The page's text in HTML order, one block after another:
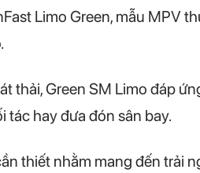
Limo Green, mẫu MPV
thải, Green SM Limo đáp
tác hay đưa đón sân bay.
thiết nhằm mang đến trải